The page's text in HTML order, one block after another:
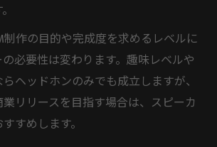
作の目的や完成度を求めるレベルに
必要性は変わります。趣味レベルや
ヘッドホンのみでも成立しますが、
リリースを目指す場合は、スピーカ
すめします。